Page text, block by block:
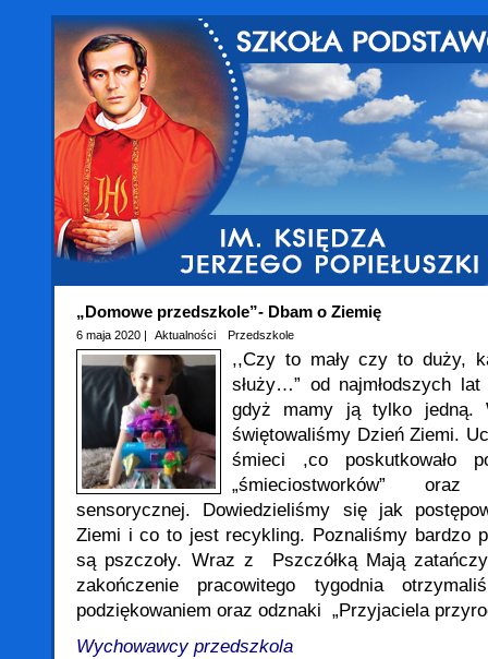
„Domowe przedszkole”- Dbam o Ziemię
6 maja 2020 | Aktualności Przedszkole
,,Czy to mały czy to duży,
służy…” od najmłodszych
gdyż mamy ją tylko jedną.
świętowaliśmy Dzień Ziemi.
śmieci ,co poskutkowało
„śmieciostworków”
sensorycznej. Dowiedzieliśmy się jak
Ziemi i co to jest recykling. Poznaliśmy bardzo
są pszczoły. Wraz z Pszczółką Mają
zakończenie pracowitego tygodnia
podziękowaniem oraz odznaki „Przyjaciela
Wychowawcy przedszkola